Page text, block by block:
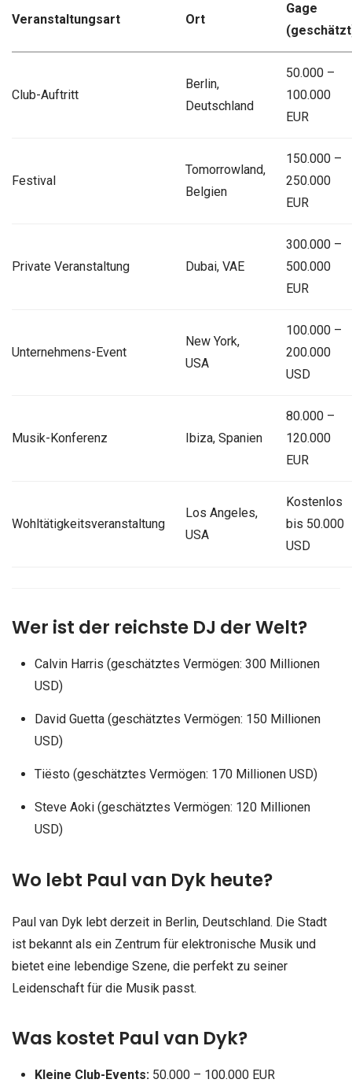
Veranstaltungsart Ort
Gage
Club-Auftritt
Berlin,
Deutschland
50.000 –
100.000
EUR
Festival
Tomorrowland,
Belgien
150.000 –
250.000
EUR
Private Veranstaltung Dubai, VAE
300.000 –
500.000
EUR
Unternehmens-Event
New York,
USA
100.000 –
200.000
USD
Musik-Konferenz Ibiza, Spanien
80.000 –
120.000
EUR
Wohltätigkeitsveranstaltung
Los Angeles,
USA
Kostenlos
bis 50.000
USD
Wer ist der reichste DJ der Welt?
Calvin Harris (geschätztes Vermögen: 300 Millionen
USD)
David Guetta (geschätztes Vermögen: 150 Millionen
USD)
Tiësto (geschätztes Vermögen: 170 Millionen USD)
Steve Aoki (geschätztes Vermögen: 120 Millionen
USD)
Wo lebt Paul van Dyk heute?
Paul van Dyk lebt derzeit in Berlin, Deutschland. Die Stadt
ist bekannt als ein Zentrum für elektronische Musik und
bietet eine lebendige Szene, die perfekt zu seiner
Leidenschaft für die Musik passt.
Was kostet Paul van Dyk?
Kleine Club-Events:50.000 – 100.000 EUR